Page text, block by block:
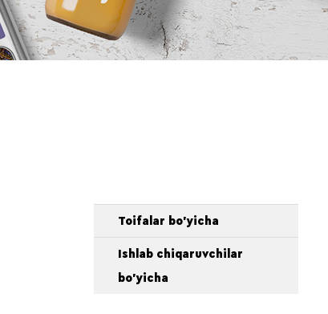
Toifalar bo'yicha
Ishlab chiqaruvchilar
bo'yicha